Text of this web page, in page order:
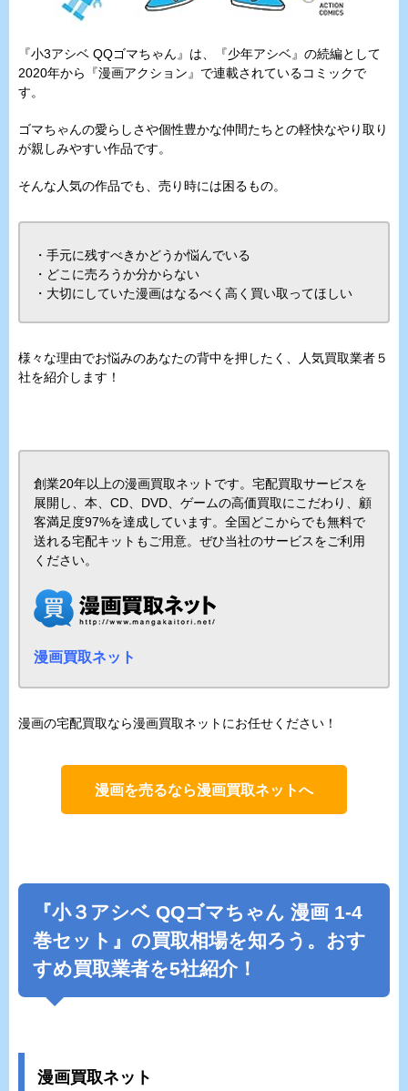
『小3アシベ QQゴマちゃん』は、『少年アシベ』の続編として
2020年から『漫画アクション』で連載されているコミックで
す。
ゴマちゃんの愛らしさや個性豊かな仲間たちとの軽快なやり取り
が親しみやすい作品です。
そんな人気の作品でも、売り時には困るもの。
・手元に残すべきかどうか悩んでいる
・どこに売ろうか分からない
・大切にしていた漫画はなるべく高く買い取ってほしい
様々な理由でお悩みのあなたの背中を押したく、人気買取業者５
社を紹介します！
創業20年以上の漫画買取ネットです。宅配買取サービスを
展開し、本、CD、DVD、ゲームの高価買取にこだわり、顧
客満足度97%を達成しています。全国どこからでも無料で
送れる宅配キットもご用意。ぜひ当社のサービスをご利用
ください。
漫画買取ネット
漫画の宅配買取なら漫画買取ネットにお任せください！
漫画を売るなら漫画買取ネットへ
『⼩３アシベ QQゴマちゃん 漫画 1-4
巻セット』の買取相場を知ろう。おす
すめ買取業者を5社紹介！
漫画買取ネット